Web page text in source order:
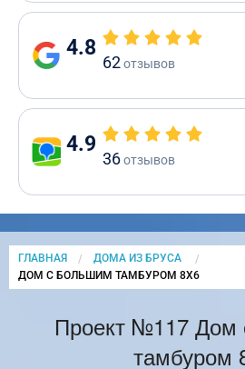
4.8
62отзывов
4.9
36отзывов
ГЛАВНАЯ
ДОМА ИЗ БРУСА
CURRENT:
ДОМ С БОЛЬШИМ ТАМБУРОМ 8Х6
Проект №117 Дом
тамбуром